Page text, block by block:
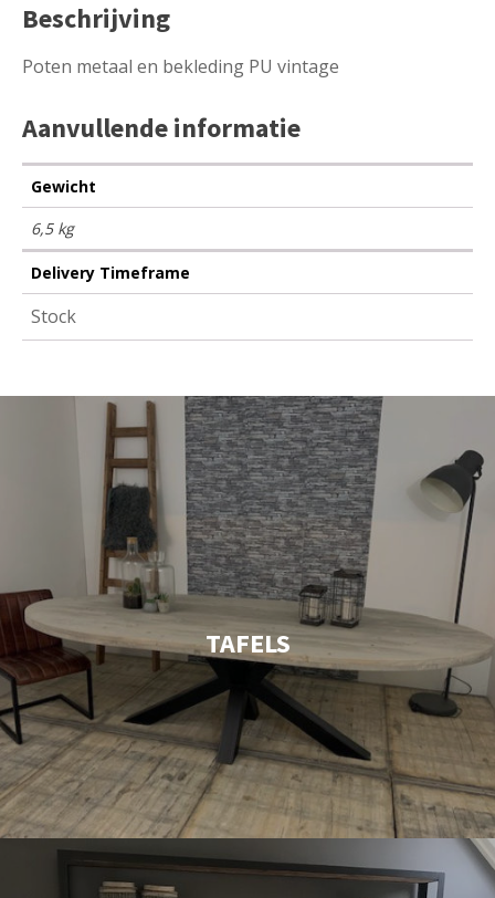
Beschrijving
Poten metaal en bekleding PU vintage
Aanvullende informatie
Gewicht
6,5 kg
Delivery Timeframe
Stock
TAFELS